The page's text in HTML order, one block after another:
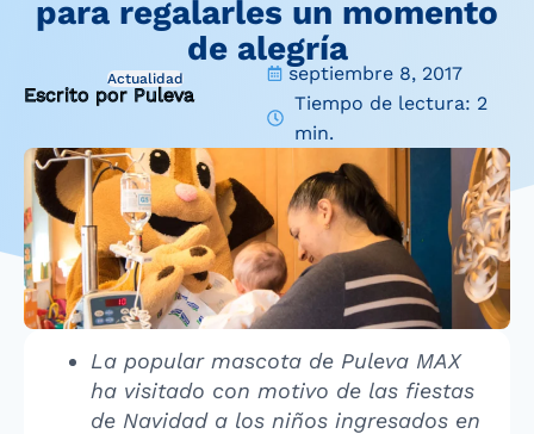
para regalarles un momento
de alegría
Actualidad
Escrito por Puleva
septiembre 8, 2017
Tiempo de lectura: 2
min.
La popular mascota de Puleva MAX
ha visitado con motivo de las fiestas
de Navidad a los niños ingresados en